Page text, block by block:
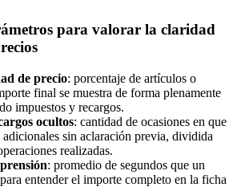
para valorar la claridad
de precio: porcentaje de artículos o
final se muestra de forma plenamente
impuestos y recargos.
ocultos: cantidad de ocasiones en que
adicionales sin aclaración previa, dividida
realizadas.
: promedio de segundos que un
entender el importe completo en la ficha